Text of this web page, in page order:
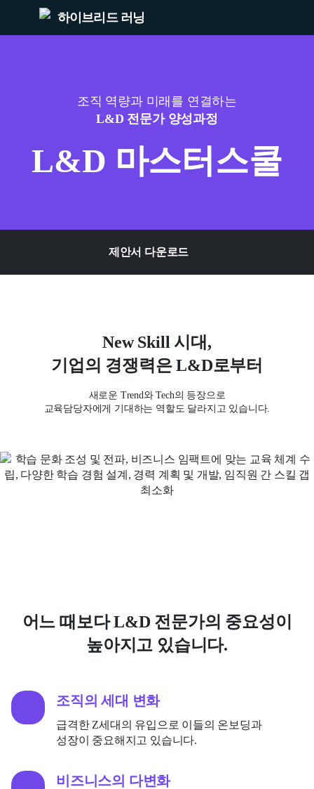
하이브리드 러닝
조직 역량과 미래를 연결하는
L&D 전문가 양성과정
L&D 마스터스쿨
제안서 다운로드
New Skill 시대,
기업의 경쟁력은 L&D로부터
새로운 Trend와 Tech의 등장으로
교육담당자에게 기대하는 역할도 달라지고 있습니다.
어느 때보다 L&D 전문가의 중요성이
높아지고 있습니다.
조직의 세대 변화
급격한 Z세대의 유입으로 이들의 온보딩과
성장이 중요해지고 있습니다.
비즈니스의 다변화